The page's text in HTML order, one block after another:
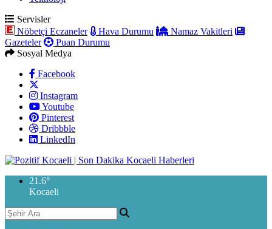
Servisler
Nöbetçi Eczaneler
Hava Durumu
Namaz Vakitleri
Gazeteler
Puan Durumu
Sosyal Medya
Facebook
Instagram
Youtube
Pinterest
Dribbble
LinkedIn
21.6°
Kocaeli